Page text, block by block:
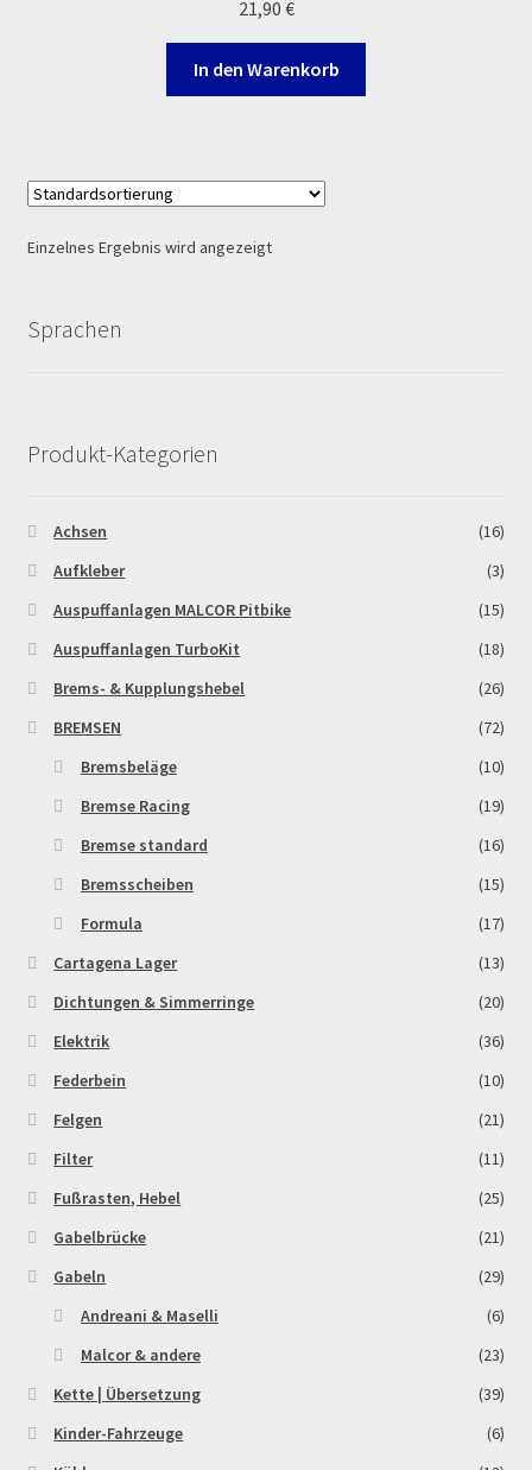
Kasse
Log In
MALCOR PITCROSS / DIRTBIKE
Member Directory
MERCHANDISE
My Account
Newsletter
Order Confirmation
Pitbike Junior
Pitbikestrecken in Spanien – eine Rundreise und die
TOPstrecken
Registration
Rennserien-Veranstalter
21,90 €
In den Warenkorb
Einzelnes Ergebnis wird angezeigt
Sprachen
Produkt-Kategorien
Achsen
(16)
Aufkleber
(3)
Auspuffanlagen MALCOR Pitbike
(15)
Auspuffanlagen TurboKit
(18)
Brems- & Kupplungshebel
(26)
BREMSEN
(72)
Bremsbeläge
(10)
Bremse Racing
(19)
Bremse standard
(16)
Bremsscheiben
(15)
Formula
(17)
Cartagena Lager
(13)
Dichtungen & Simmerringe
(20)
Elektrik
(36)
Federbein
(10)
Felgen
(21)
Filter
(11)
Fußrasten, Hebel
(25)
Gabelbrücke
(21)
Gabeln
(29)
Andreani & Maselli
(6)
Malcor & andere
(23)
Kette | Übersetzung
(39)
Kinder-Fahrzeuge
(6)